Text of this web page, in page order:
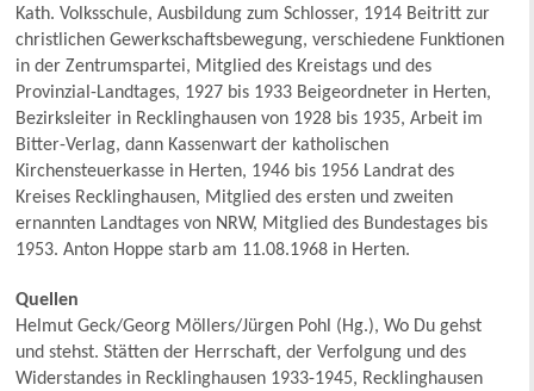
Kath. Volksschule, Ausbildung zum Schlosser, 1914 Beitritt zur
christlichen Gewerkschaftsbewegung, verschiedene Funktionen
in der Zentrumspartei, Mitglied des Kreistags und des
Provinzial-Landtages, 1927 bis 1933 Beigeordneter in Herten,
Bezirksleiter in Recklinghausen von 1928 bis 1935, Arbeit im
Bitter-Verlag, dann Kassenwart der katholischen
Kirchensteuerkasse in Herten, 1946 bis 1956 Landrat des
Kreises Recklinghausen, Mitglied des ersten und zweiten
ernannten Landtages von NRW, Mitglied des Bundestages bis
1953. Anton Hoppe starb am 11.08.1968 in Herten.
Quellen
Helmut Geck/Georg Möllers/Jürgen Pohl (Hg.), Wo Du gehst
und stehst. Stätten der Herrschaft, der Verfolgung und des
Widerstandes in Recklinghausen 1933-1945, Recklinghausen